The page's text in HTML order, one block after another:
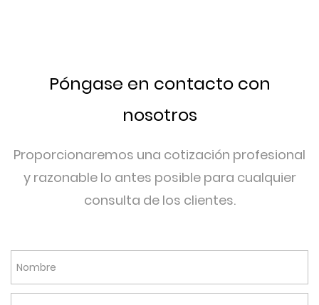
Póngase en contacto con
nosotros
Proporcionaremos una cotización profesional
y razonable lo antes posible para cualquier
consulta de los clientes.